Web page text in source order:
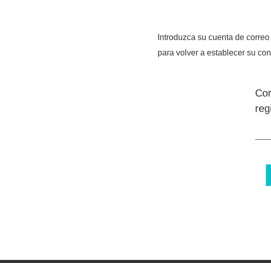
Introduzca su cuenta de
para volver a establecer su